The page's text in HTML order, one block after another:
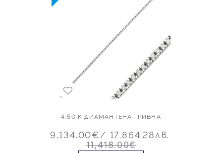
4.50 К ДИАМАНТЕНА ГРИВНА
9,134.00€/ 17,864.28лв.
11,418.00€